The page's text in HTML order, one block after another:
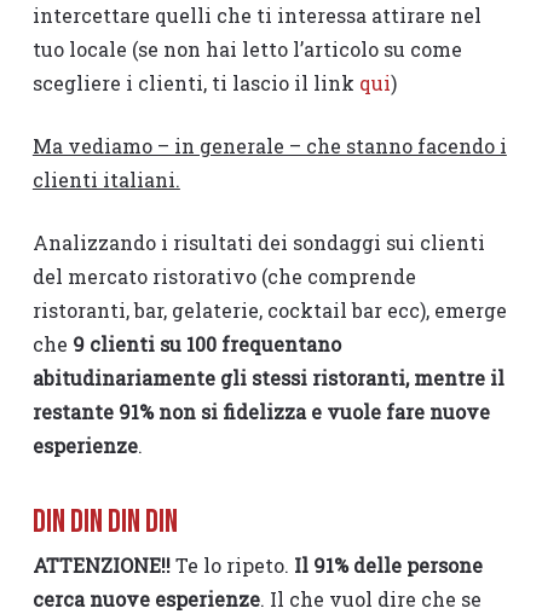
intercettare quelli che ti interessa attirare nel
tuo locale (se non hai letto l’articolo su come
scegliere i clienti, ti lascio il link qui)
Ma vediamo – in generale – che stanno facendo i
clienti italiani.
Analizzando i risultati dei sondaggi sui clienti
del mercato ristorativo (che comprende
ristoranti, bar, gelaterie, cocktail bar ecc), emerge
che 9 clienti su 100 frequentano
abitudinariamente gli stessi ristoranti, mentre il
restante 91% non si fidelizza e vuole fare nuove
esperienze.
DIN DIN DIN DIN
ATTENZIONE!!Te lo ripeto. Il 91% delle persone
cerca nuove esperienze. Il che vuol dire che se